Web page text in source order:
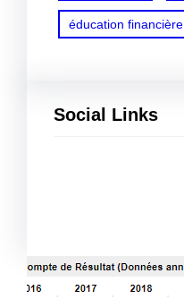
éducation financière
Social Links